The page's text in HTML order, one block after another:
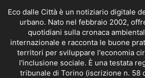
Eco dalle Città è un notiziario digitale
urbano. Nato nel febbraio 2002,
quotidiani sulla cronaca
internazionale e racconta le buone
territori per sviluppare l'economia
l'inclusione sociale. È una testata
tribunale di Torino (iscrizione n. 58